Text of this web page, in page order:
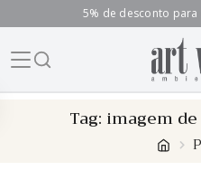
5% de desconto
Tag: imagem